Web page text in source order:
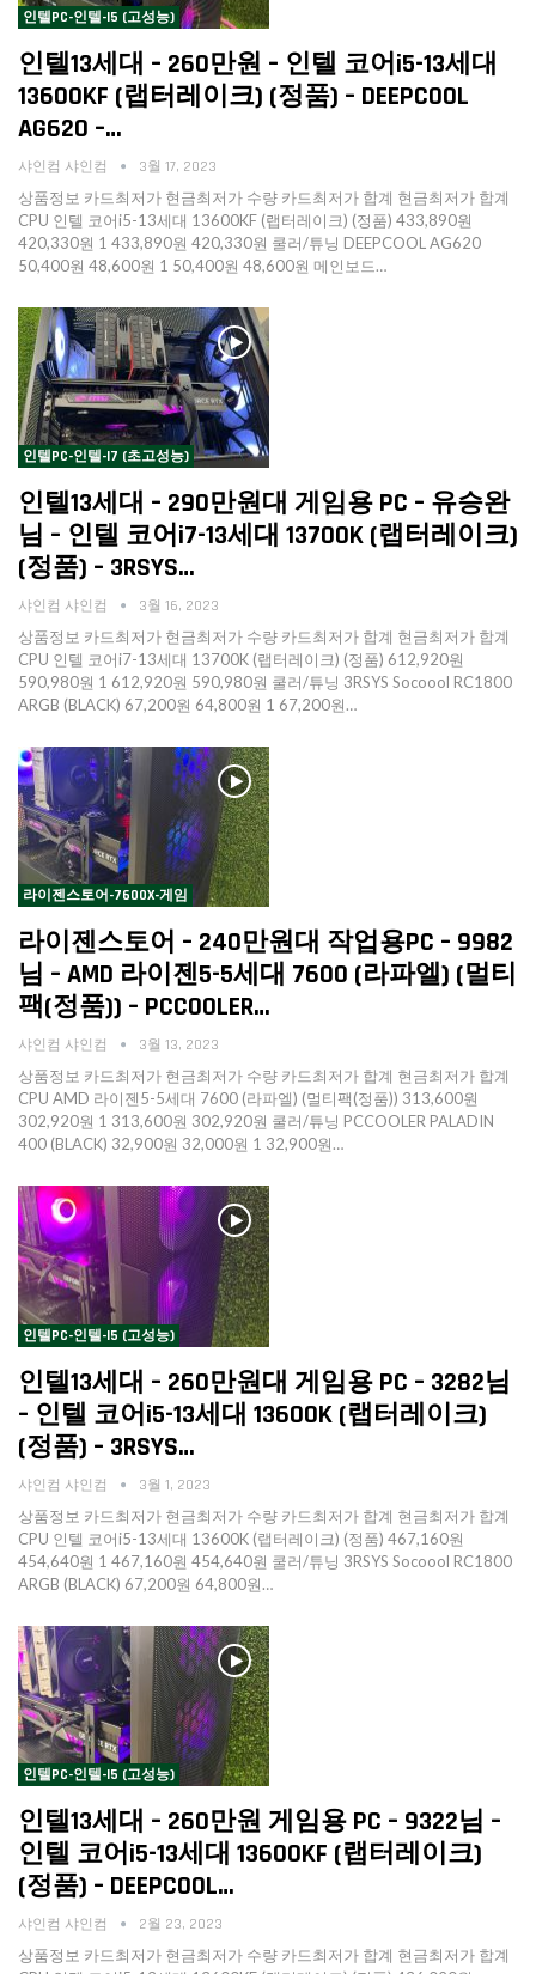
인텔PC-인텔-I5 (고성능)
인텔13세대 – 260만원 – 인텔 코어i5-13세대
13600KF (랩터레이크) (정품) – DEEPCOOL
AG620 –…
샤인컴 샤인컴 3월 17, 2023
상품정보 카드최저가 현금최저가 수량 카드최저가 합계 현금최저가 합계
CPU 인텔 코어i5-13세대 13600KF (랩터레이크) (정품) 433,890원
420,330원 1 433,890원 420,330원 쿨러/튜닝 DEEPCOOL AG620
50,400원 48,600원 1 50,400원 48,600원 메인보드…
인텔PC-인텔-I7 (초고성능)
인텔13세대 – 290만원대 게임용 PC – 유승완
님 – 인텔 코어i7-13세대 13700K (랩터레이크)
(정품) – 3RSYS…
샤인컴 샤인컴 3월 16, 2023
상품정보 카드최저가 현금최저가 수량 카드최저가 합계 현금최저가 합계
CPU 인텔 코어i7-13세대 13700K (랩터레이크) (정품) 612,920원
590,980원 1 612,920원 590,980원 쿨러/튜닝 3RSYS Socoool RC1800
ARGB (BLACK) 67,200원 64,800원 1 67,200원…
라이젠스토어-7600X-게임
라이젠스토어 – 240만원대 작업용PC – 9982
님 – AMD 라이젠5-5세대 7600 (라파엘) (멀티
팩(정품)) – PCCOOLER…
샤인컴 샤인컴 3월 13, 2023
상품정보 카드최저가 현금최저가 수량 카드최저가 합계 현금최저가 합계
CPU AMD 라이젠5-5세대 7600 (라파엘) (멀티팩(정품)) 313,600원
302,920원 1 313,600원 302,920원 쿨러/튜닝 PCCOOLER PALADIN
400 (BLACK) 32,900원 32,000원 1 32,900원…
인텔PC-인텔-I5 (고성능)
인텔13세대 – 260만원대 게임용 PC – 3282님
– 인텔 코어i5-13세대 13600K (랩터레이크)
(정품) – 3RSYS…
샤인컴 샤인컴 3월 1, 2023
상품정보 카드최저가 현금최저가 수량 카드최저가 합계 현금최저가 합계
CPU 인텔 코어i5-13세대 13600K (랩터레이크) (정품) 467,160원
454,640원 1 467,160원 454,640원 쿨러/튜닝 3RSYS Socoool RC1800
ARGB (BLACK) 67,200원 64,800원…
인텔PC-인텔-I5 (고성능)
인텔13세대 – 260만원 게임용 PC – 9322님 –
인텔 코어i5-13세대 13600KF (랩터레이크)
(정품) – DEEPCOOL…
샤인컴 샤인컴 2월 23, 2023
상품정보 카드최저가 현금최저가 수량 카드최저가 합계 현금최저가 합계